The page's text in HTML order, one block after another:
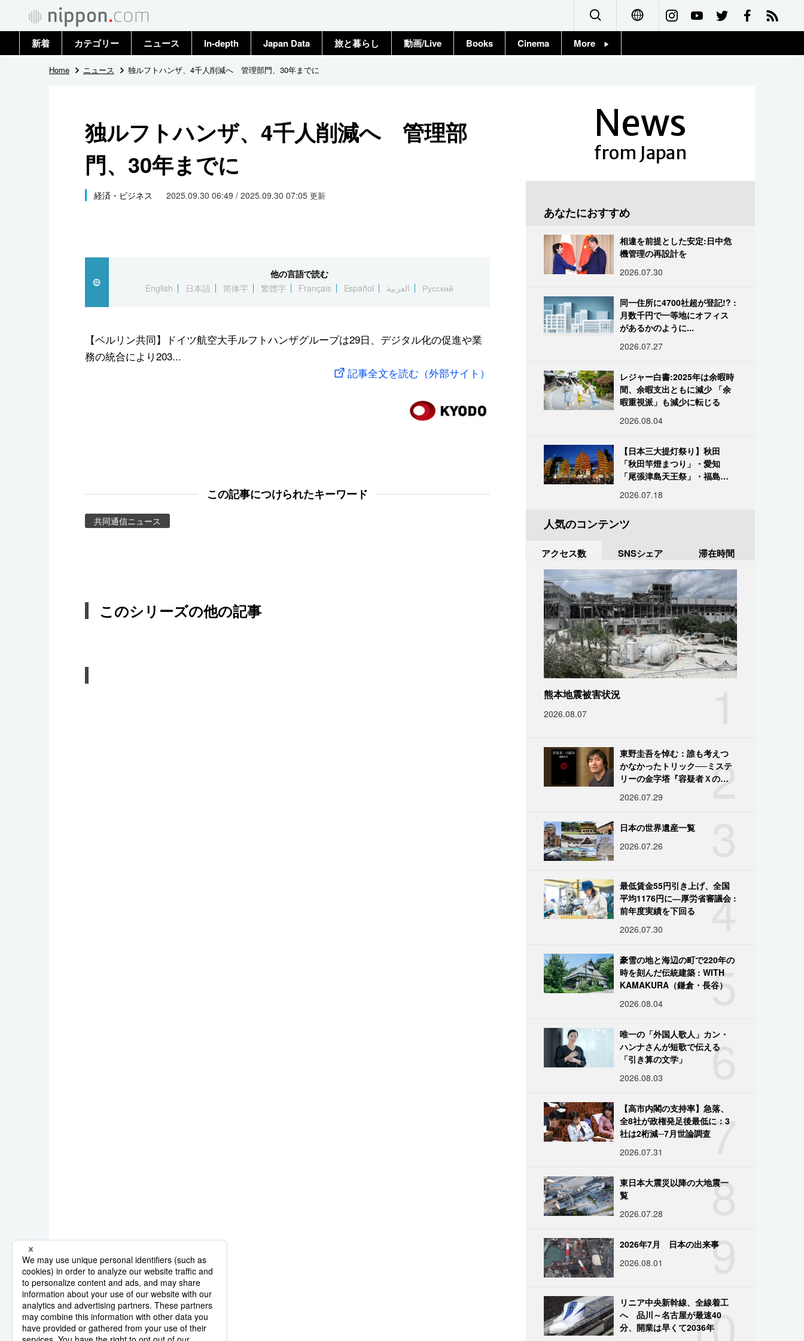
Français
新着 カテゴリー
政治・外交
国際
社会
文化
スポーツ・東京2020
ニュース
トップ
In-depth Japan Data 旅と暮らし 動画/Live Books Cinema More
Home ニュース 独ルフトハンザ、4千人削減へ 管理部門、30年までに
独ルフトハンザ、4千人削減へ 管理部
門、30年までに
経済・ビジネス 2025.09.30 06:49 / 2025.09.30 07:05 更新
他の言語で読む
English
日本語 简体字 繁體字 Français Español العربية Русский
【ベルリン共同】ドイツ航空大手ルフトハンザグループは29日、デジタル化の促進や業
務の統合により203...
記事全文を読む（外部サイト）
この記事につけられたキーワード
共同通信ニュース
このシリーズの他の記事
News
from Japan
あなたにおすすめ
相違を前提とした安定:日中危
機管理の再設計を
2026.07.30
同一住所に4700社超が登記!? :
月数千円で一等地にオフィス
があるかのように...
2026.07.27
レジャー白書:2025年は余暇時
間、余暇支出ともに減少 「余
暇重視派」も減少に転じる
2026.08.04
【日本三大提灯祭り】秋田
「秋田竿燈まつり」・愛知
「尾張津島天王祭」・福島
だしい灯火が夜空を照らす光
2026.07.18
人気のコンテンツ
アクセス数 SNSシェア 滞在時間
熊本地震被害状況
2026.08.07
2
東野圭吾を悼む：誰も考えつ
かなかったトリック──ミステ
リーの金字塔『容疑者Ｘの献
2026.07.29
日本の世界遺産一覧
2026.07.26
4
最低賃金55円引き上げ、全国
平均1176円に―厚労省審議会 :
前年度実績を下回る
2026.07.30
5
豪雪の地と海辺の町で220年の
時を刻んだ伝統建築 : WITH
KAMAKURA（鎌倉・長谷）
2026.08.04
6
唯一の「外国人歌人」カン・
ハンナさんが短歌で伝える
「引き算の文学」
2026.08.03
7
【高市内閣の支持率】急落、
全8社が政権発足後最低に：3
社は2桁減─7月世論調査
2026.07.31
8
東日本大震災以降の大地震一
覧
2026.07.28
9
2026年7月 日本の出来事
2026.08.01
10
リニア中央新幹線、全線着工
へ 品川～名古屋が最速40
分、開業は早くて2036年